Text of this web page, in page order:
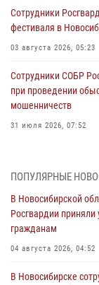
Сотрудники
фестиваля в
03 августа 2026, 05:23
Сотрудники СОБР
при проведении
мошенничеств
31 июля 2026, 07:52
При силовой
пресечена
в сфере страхования
ПОПУЛЯРНЫЕ
В Новосибирской
Росгвардии
гражданам
04 августа 2026, 04:52
В Новосибирске